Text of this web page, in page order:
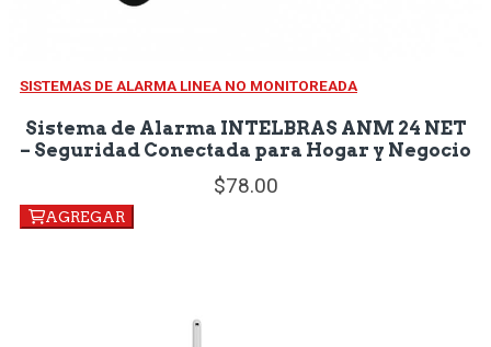
SISTEMAS DE ALARMA LINEA NO MONITOREADA
Sistema de Alarma INTELBRAS ANM 24 NET
– Seguridad Conectada para Hogar y Negocio
78.00
AGREGAR